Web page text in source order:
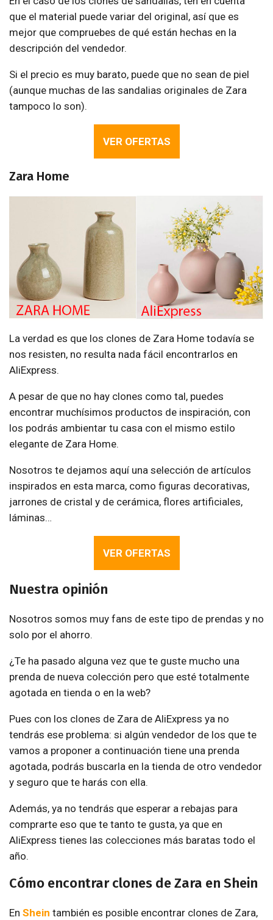
que el material puede variar del original, así que es
mejor que compruebes de qué están hechas en la
descripción del vendedor.
Si el precio es muy barato, puede que no sean de piel
(aunque muchas de las sandalias originales de Zara
tampoco lo son).
VER OFERTAS
Zara Home
La verdad es que los clones de Zara Home todavía se
nos resisten, no resulta nada fácil encontrarlos en
AliExpress.
A pesar de que no hay clones como tal, puedes
encontrar muchísimos productos de inspiración, con
los podrás ambientar tu casa con el mismo estilo
elegante de Zara Home.
Nosotros te dejamos aquí una selección de artículos
inspirados en esta marca, como figuras decorativas,
jarrones de cristal y de cerámica, flores artificiales,
láminas…
VER OFERTAS
Nuestra opinión
Nosotros somos muy fans de este tipo de prendas y no
solo por el ahorro.
¿Te ha pasado alguna vez que te guste mucho una
prenda de nueva colección pero que esté totalmente
agotada en tienda o en la web?
Pues con los clones de Zara de AliExpress ya no
tendrás ese problema: si algún vendedor de los que te
vamos a proponer a continuación tiene una prenda
agotada, podrás buscarla en la tienda de otro vendedor
y seguro que te harás con ella.
Además, ya no tendrás que esperar a rebajas para
comprarte eso que te tanto te gusta, ya que en
AliExpress tienes las colecciones más baratas todo el
año.
Cómo encontrar clones de Zara en Shein
En Shein también es posible encontrar clones de Zara,